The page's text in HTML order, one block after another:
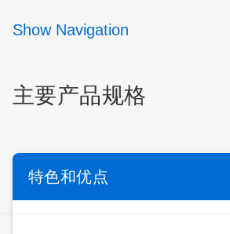
Show Navigation
主要产品规格
特色和优点